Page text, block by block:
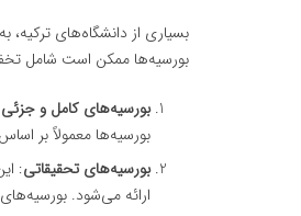
بسیاری از دانشگاه‌های
بورسیه‌ها ممکن است شامل
بورسیه‌های کامل و جزئی
بورسیه‌ها معمولاً بر
بورسیه‌های تحقیقاتی:
ارائه می‌شود.